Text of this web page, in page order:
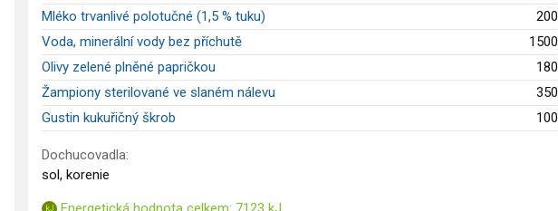
Mléko trvanlivé polotučné (1,5 % tuku)
200
Voda, minerální vody bez příchutě
1500
Olivy zelené plněné papričkou
180
Žampiony sterilované ve slaném nálevu
350
Gustin kukuřičný škrob
100
Dochucovadla:
sol, korenie